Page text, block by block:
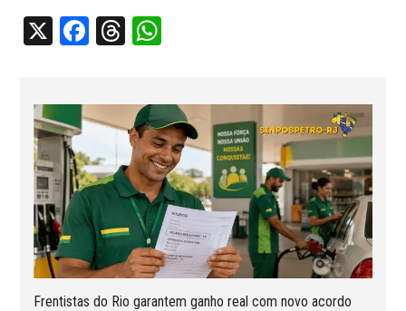
X Facebook
Threads
Frentistas do Rio garantem ganho real com novo acordo